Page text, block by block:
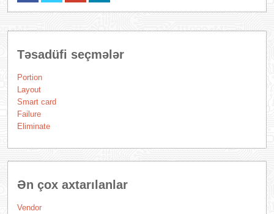
Təsadüfi seçmələr
Portion
Layout
Smart card
Failure
Eliminate
Ən çox axtarılanlar
Vendor